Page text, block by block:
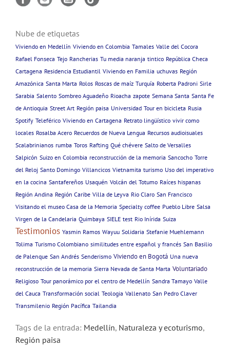
Nube de etiquetas
Viviendo en Medellín Viviendo en Colombia Tamales Valle del Cocora
Rafael Fonseca Tejo Rancherias Tu media naranja tintico República Checa
Cartagena Residencia Estudiantil Viviendo en Familia uchuvas Región
Amazónica Santa Marta Rolos Roscas de maíz Turquía Roberta Padroni Sirle
Sarabia Salento Sombreo Aguadeño Rioacha zapote Semana Santa Santa Fe
de Antioquia Street Art Región paisa Universidad Tour en bicicleta Rusia
Spotify Teleférico Viviendo en Cartagena Retrato lingüístico vivir como
locales Rosalba Acero Recuerdos de Nueva Lengua Recursos audioisuales
Scalabrinianos rumba Toros Rafting Qué chévere Salto de Versalles
Salpicón Suizo en Colombia reconstrucción de la memoria Sancocho Torre
del Reloj Santo Domingo Villancicos Vietnamita turismo Uso del imperativo
en la cocina Santafereños Usaquén Volcán del Totumo Raíces hispanas
Región Andina Región Caribe Villa de Leyva Rio Claro San Francisco
Visitando el museo Casa de la Memoria Specialty coffee Pueblo Libre Salsa
Virgen de la Candelaria Quimbaya SIELE test Rio Inírida Suiza
Testimonios Yasmin Ramos Wayuu Solidaria Stefanie Muehlemann
Tolima Turismo Colombiano similitudes entre español y francés San Basilio
de Palenque San Andrés Senderismo Viviendo en Bogotá Una nueva
reconstrucción de la memoria Sierra Nevada de Santa Marta Voluntariado
Religioso Tour panorámico por el centro de Medellín Sandra Tamayo Valle
del Cauca Transformación social Teologia Vallenato San Pedro Claver
Transmilenio Región Pacífica Tailandia
Tags de la entrada: Medellín, Naturaleza y ecoturismo,
Región paisa